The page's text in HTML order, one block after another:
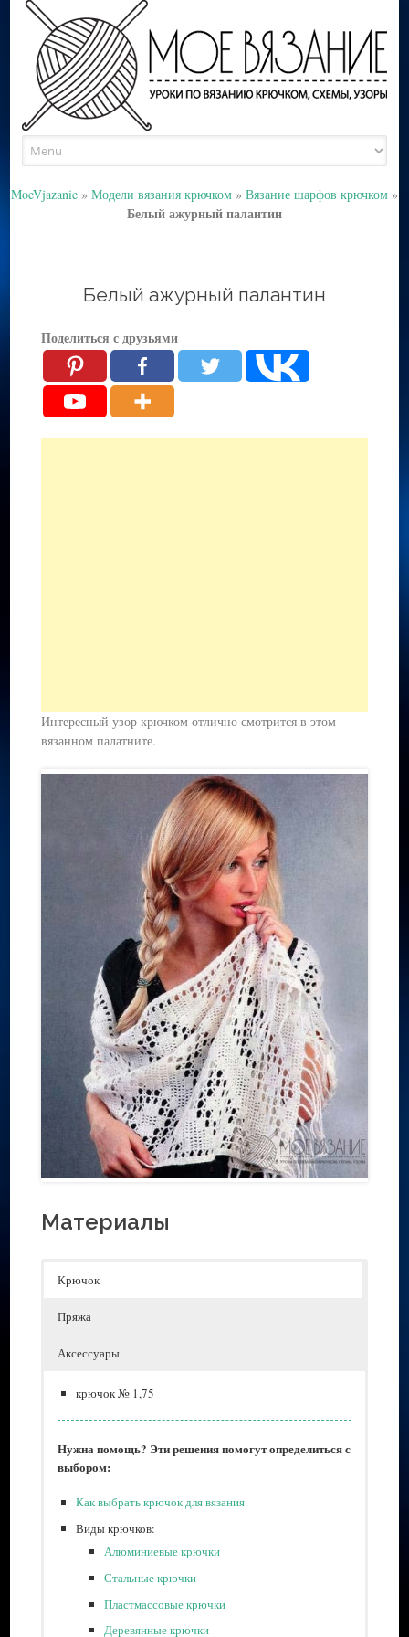
to
MoeVjazanie » Модели вязания крючком » Вязание шарфов крючком »
Белый ажурный палантин
Белый ажурный палантин
Поделиться с друзьями
Интересный узор крючком отлично смотрится в этом
вязанном палатните.
Материалы
Крючок
Пряжа
Аксессуары
крючок № 1,75
Нужна помощь? Эти решения помогут определиться с
выбором:
Как выбрать крючок для вязания
Виды крючков:
Алюминиевые крючки
Стальные крючки
Пластмассовые крючки
Деревянные крючки